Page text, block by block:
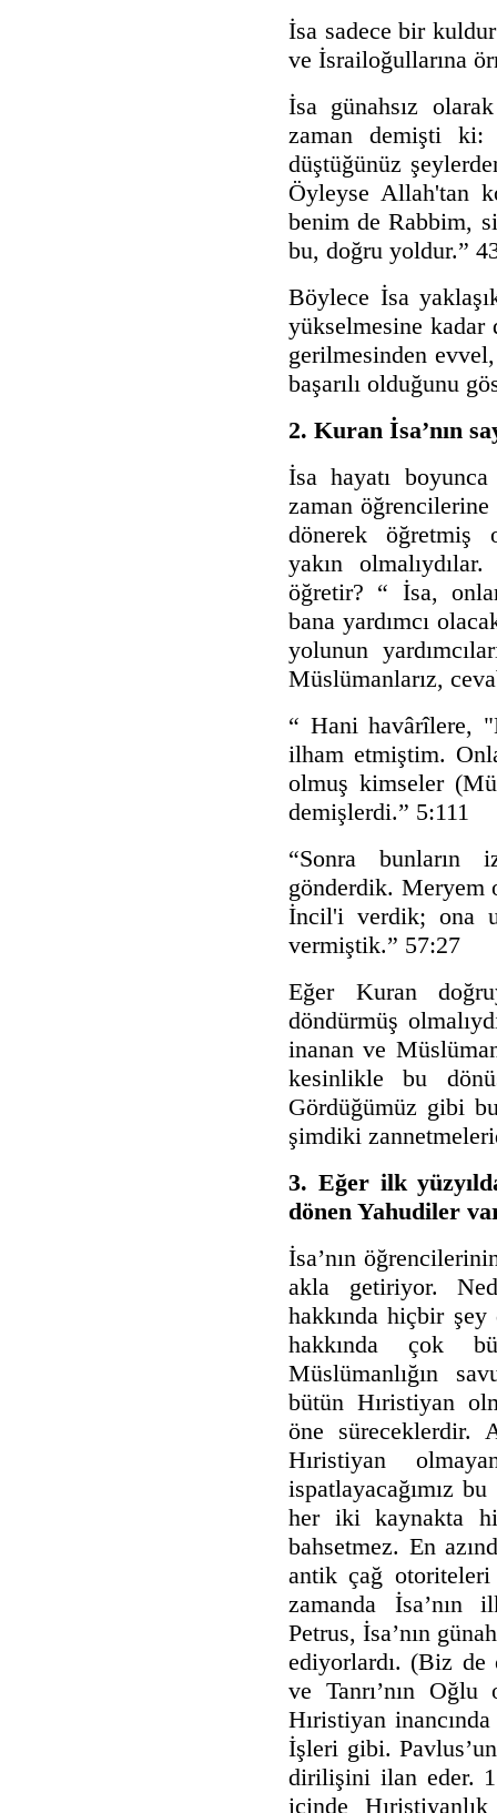
İsa sadece bir
ve İsrailoğullarına
İsa günahsız
zaman demişti ki:
düştüğünüz
Öyleyse Allah'tan
benim de Rabbim,
bu, doğru yoldur.”
Böylece İsa
yükselmesine kadar
gerilmesinden evvel,
başarılı olduğunu
2. Kuran İsa’nın
İsa hayatı
zaman
dönerek öğretmiş
yakın
öğretir? “ İsa,
bana yardımcı
yolunun
Müslümanlarız,
“ Hani havârîlere,
ilham etmiştim.
olmuş kimseler
demişlerdi.” 5:111
“Sonra bunların
gönderdik. Meryem
İncil'i verdik; ona
vermiştik.” 57:27
Eğer Kuran
döndürmüş
inanan ve
kesinlikle bu
Gördüğümüz gibi
şimdiki
3. Eğer ilk
dönen Yahudiler
İsa’nın
akla getiriyor.
hakkında hiçbir
hakkında çok
Müslümanlığın
bütün Hıristiyan
öne süreceklerdir.
Hıristiyan
ispatlayacağımız
her iki kaynakta
bahsetmez. En
antik çağ
zamanda İsa’nın
Petrus, İsa’nın
ediyorlardı. (Biz de
ve Tanrı’nın
Hıristiyan
İşleri gibi.
dirilişini ilan eder. 1.
içinde